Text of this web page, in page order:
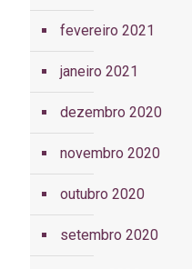
fevereiro 2021
janeiro 2021
dezembro 2020
novembro 2020
outubro 2020
setembro 2020